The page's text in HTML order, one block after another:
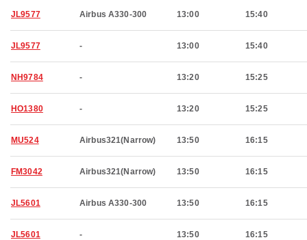
JL9577 Airbus A330-300 13:00 15:40
JL9577 - 13:00 15:40
NH9784 - 13:20 15:25
HO1380 - 13:20 15:25
MU524 Airbus321(Narrow) 13:50 16:15
FM3042 Airbus321(Narrow) 13:50 16:15
JL5601 Airbus A330-300 13:50 16:15
JL5601 - 13:50 16:15